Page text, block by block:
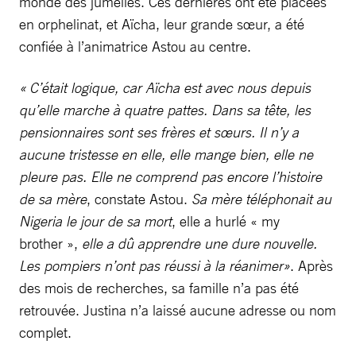
en orphelinat, et Aïcha, leur grande sœur, a été
confiée à l’animatrice Astou au centre.
« C’était logique, car Aïcha est avec nous depuis
qu’elle marche à quatre pattes. Dans sa tête, les
pensionnaires sont ses frères et sœurs. Il n’y a
aucune tristesse en elle, elle mange bien, elle ne
pleure pas. Elle ne comprend pas encore l’histoire
de sa mère, constate Astou. Sa mère téléphonait au
Nigeria le jour de sa mort, elle a hurlé « my
brother », elle a dû apprendre une dure nouvelle.
Les pompiers n’ont pas réussi à la réanimer». Après
des mois de recherches, sa famille n’a pas été
retrouvée. Justina n’a laissé aucune adresse ou nom
complet.